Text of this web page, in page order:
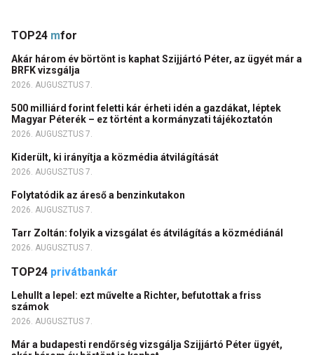
TOP24 mfor
Akár három év börtönt is kaphat Szijjártó Péter, az ügyét már a
BRFK vizsgálja
2026. AUGUSZTUS 7.
500 milliárd forint feletti kár érheti idén a gazdákat, léptek
Magyar Péterék – ez történt a kormányzati tájékoztatón
2026. AUGUSZTUS 7.
Kiderült, ki irányítja a közmédia átvilágítását
2026. AUGUSZTUS 7.
Folytatódik az áreső a benzinkutakon
2026. AUGUSZTUS 7.
Tarr Zoltán: folyik a vizsgálat és átvilágítás a közmédiánál
2026. AUGUSZTUS 7.
TOP24 privátbankár
Lehullt a lepel: ezt művelte a Richter, befutottak a friss
számok
2026. AUGUSZTUS 7.
Már a budapesti rendőrség vizsgálja Szijjártó Péter ügyét,